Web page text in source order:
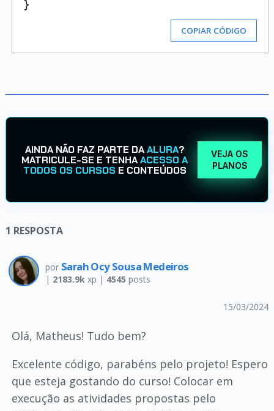
COPIAR CÓDIGO
AINDA NÃO FAZ PARTE DAALURA?
MATRICULE-SE E TENHAACESSO A
TODOS OS CURSOS E CONTEÚDOS
VEJA OS
PLANOS
1 RESPOSTA
por Sarah Ocy Sousa Medeiros
| 2183.9kxp | 4545 posts
15/03/2024
Olá, Matheus! Tudo bem?
Excelente código, parabéns pelo projeto! Espero
que esteja gostando do curso! Colocar em
execução as atividades propostas pelo